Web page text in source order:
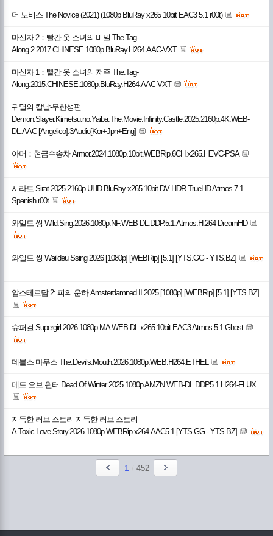
더 노비스 The Novice (2021) (1080p BluRay x265 10bit EAC3 5.1 r00t)
마신자 2：빨간 옷 소녀의 비밀 The.Tag-
Along.2.2017.CHINESE.1080p.BluRay.H264.AAC-VXT
마신자 1：빨간 옷 소녀의 저주 The.Tag-
Along.2015.CHINESE.1080p.BluRay.H264.AAC-VXT
귀멸의 칼날-무한성편
Demon.Slayer.Kimetsu.no.Yaiba.The.Movie.Infinity.Castle.2025.2160p.4K.WEB-
DL.AAC-[Angelico].3Audio[Kor+Jpn+Eng]
아머：현금수송차 Armor.2024.1080p.10bit.WEBRip.6CH.x265.HEVC-PSA
시라트 Sirat 2025 2160p UHD BluRay x265 10bit DV HDR TrueHD Atmos 7.1
Spanish r00t
와일드 씽 Wild.Sing.2026.1080p.NF.WEB-DL.DDP.5.1.Atmos.H.264-DreamHD
와일드 씽 Waildeu Ssing 2026 [1080p] [WEBRip] [5.1] [YTS.GG - YTS.BZ]
암스테르담 2: 피의 운하 Amsterdamned II 2025 [1080p] [WEBRip] [5.1] [YTS.BZ]
슈퍼걸 Supergirl 2026 1080p MA WEB-DL x265 10bit EAC3 Atmos 5.1 Ghost
데블스 마우스 The.Devils.Mouth.2026.1080p.WEB.H264.ETHEL
데드 오브 윈터 Dead Of Winter 2025 1080p AMZN WEB-DL DDP5.1 H264-FLUX
지독한 러브 스토리 지독한 러브 스토리
A.Toxic.Love.Story.2026.1080p.WEBRip.x264.AAC5.1-[YTS.GG - YTS.BZ]
1 452